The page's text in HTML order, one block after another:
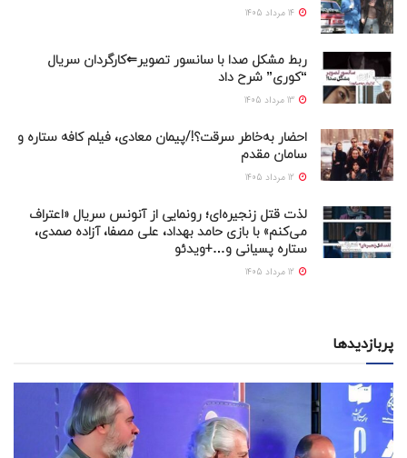
ربط مشکل صدا با سانسور تصویر⇐کارگردان سریال
“کوری” شرح داد
احضار به‌خاطر سرقت؟!/پیمان معادی، فیلم کافه ستاره و
سامان مقدم
لذت قتل زنجیره‌ای؛ رونمایی از آنونس سریال «اعتراف
می‌کنم» با بازی حامد بهداد، علی مصفا، آزاده صمدی،
ستاره پسیانی و…+ویدئو
پربازدیدها